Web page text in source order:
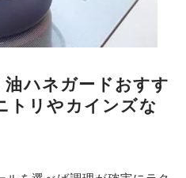
ハネガードおすす
トリやカインズな